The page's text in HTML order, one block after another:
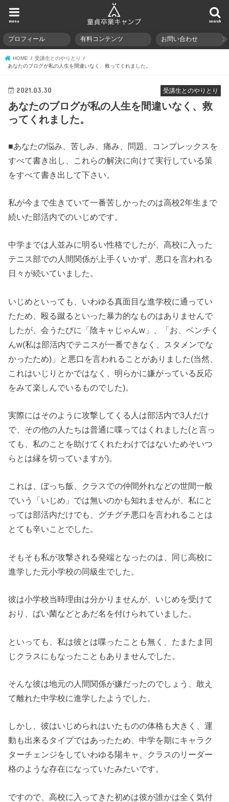
search
menu
プロフィール 有料コンテンツ お問い合わせ
HOME
受講生とのやりとり
あなたのブログが私の人生を間違いなく、救ってくれました。
受講生とのやりとり
2021.03.30
あなたのブログが私の人生を間違いなく、救
ってくれました。
■あなたの悩み、苦しみ、痛み、問題、コンプレックスを
すべて書き出し、これらの解決に向けて実行している策
をすべて書き出して下さい。
私が今まで生きていて一番苦しかったのは高校2年生まで
続いた部活内でのいじめです。
中学までは人並みに明るい性格でしたが、高校に入った
テニス部での人間関係が上手くいかず、悪口を言われる
日々が続いていました。
いじめといっても、いわゆる真面目な進学校に通ってい
たため、殴る蹴るといった暴力的なものはありませんで
したが、会うたびに「陰キャじゃんw」、「お、ベンチく
んw(私は部活内でテニスが一番できなく、スタメンでな
かったため)」と悪口を言われることがありました(当然、
これはいじりとかではなく、明らかに嫌がっている反応
をみて楽しんでいるものでした)。
実際にはそのように攻撃してくる人は部活内で3人だけ
で、その他の人たちは普通に喋ってはくれました(と言っ
ても、私のことを助けてくれたわけではないためそいつ
らとは縁を切っていますが)。
これは、ぼっち飯、クラスでの仲間外れなどの世間一般
でいう「いじめ」では無いのかも知れませんが、私にと
っては部活内だけでも、グチグチ悪口を言われることは
とても辛いことでした。
そもそも私が攻撃される発端となったのは、同じ高校に
進学した元小学校の同級生でした。
彼は小学校当時理由は分かりませんが、いじめを受けて
おり、ばい菌などとあだ名を付けられていました。
といっても、私は彼とは喋ったことも無く、たまたま同
じクラスにもなったこともありませんでした。
そんな彼は地元の人間関係が嫌だったのでしょう、敢え
て離れた中学校に進学したようでした。
しかし、彼はいじめられはいたものの体格も大きく、運
動も出来るタイプではあったため、中学を期にキャラク
ターチェンジをしていわゆる陽キャ、クラスのリーダー
格のような存在になっていたみたいです。
ですので、高校に入ってきた初めは彼が誰かは全く気付